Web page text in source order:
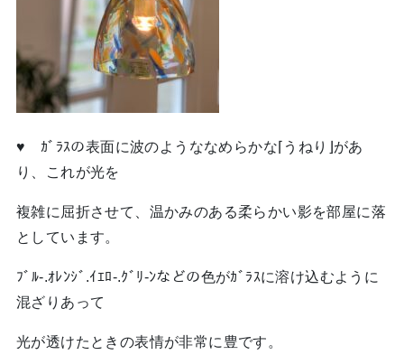
♥ ｶﾞﾗｽの表面に波のようななめらかな⌈うねり⌋があ
り、これが光を
複雑に屈折させて、温かみのある柔らかい影を部屋に落
としています。
ﾌﾞﾙ-.ｵﾚﾝｼﾞ.ｲｴﾛ-.ｸﾞﾘ-ﾝなどの色がｶﾞﾗｽに溶け込むように
混ざりあって
光が透けたときの表情が非常に豊です。